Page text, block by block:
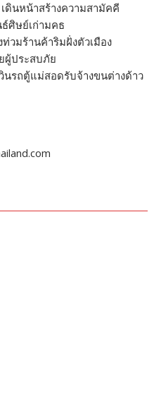
นหน้าสร้างความสามัคคี
ศิษย์เก่ามคธ
วมร้านค้าริมฝั่งตัวเมือง
ผู้ประสบภัย
นรถตู้แม่สอดรับจ้างขนต่างด้าว